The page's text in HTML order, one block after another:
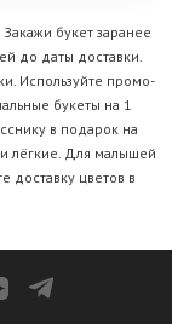
букет заранее
до даты доставки.
Используйте промо-
букеты на 1
в подарок на
лёгкие. Для малышей
доставку цветов в